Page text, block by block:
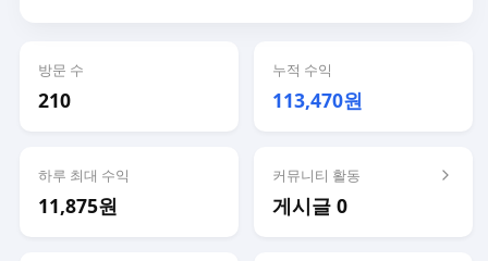
방문 수
210
누적 수익
113,470원
하루 최대 수익
11,875원
커뮤니티 활동
게시글 0